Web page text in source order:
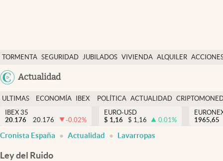
TORMENTA SEGURIDAD JUBILADOS VIVIENDA ALQUILER
USA
Actualidad
Economía y finanzas
Política
Actualidad
Criptomonedas
España
ULTIMAS
NOTICIAS
ECONOMÍA
FINANZAS
IBEX
EURO
POLÍTICA ACTUALIDAD
IBEX 35
20.176
20.176 -0.02%
EURO-USD
$ 1,16 $ 1,16 0.01%
1965,65
Cronista España Actualidad Lavarropas
Ley del Ruido